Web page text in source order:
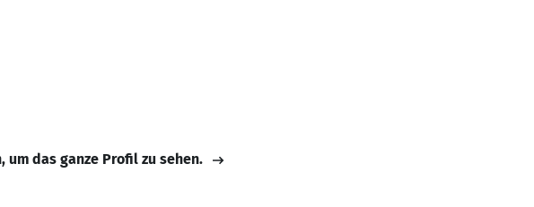
um das ganze Profil zu sehen.